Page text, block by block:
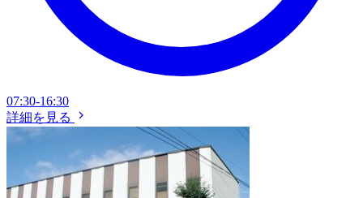
07:30-16:30
詳細を見る